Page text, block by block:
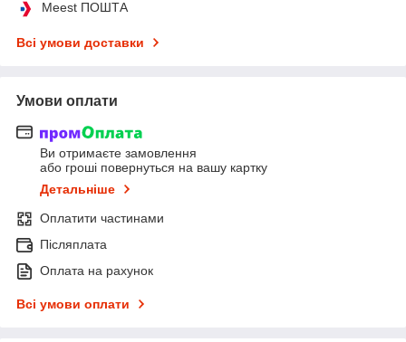
Meest ПОШТА
Всі умови доставки
Умови оплати
Ви отримаєте замовлення
або гроші повернуться на вашу картку
Детальніше
Оплатити частинами
Післяплата
Оплата на рахунок
Всі умови оплати